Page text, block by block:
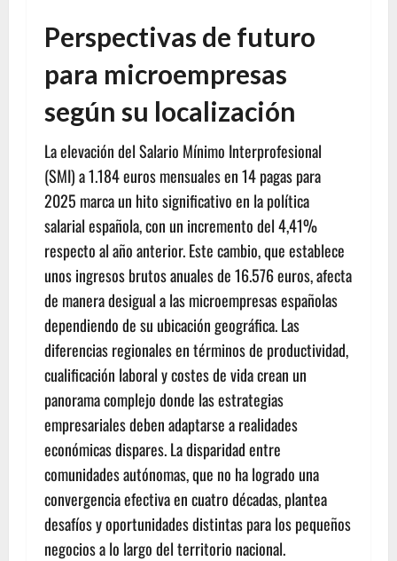
Perspectivas de futuro
para microempresas
según su localización
La elevación del Salario Mínimo Interprofesional
(SMI) a 1.184 euros mensuales en 14 pagas para
2025 marca un hito significativo en la política
salarial española, con un incremento del 4,41%
respecto al año anterior. Este cambio, que establece
unos ingresos brutos anuales de 16.576 euros, afecta
de manera desigual a las microempresas españolas
dependiendo de su ubicación geográfica. Las
diferencias regionales en términos de productividad,
cualificación laboral y costes de vida crean un
panorama complejo donde las estrategias
empresariales deben adaptarse a realidades
económicas dispares. La disparidad entre
comunidades autónomas, que no ha logrado una
convergencia efectiva en cuatro décadas, plantea
desafíos y oportunidades distintas para los pequeños
negocios a lo largo del territorio nacional.